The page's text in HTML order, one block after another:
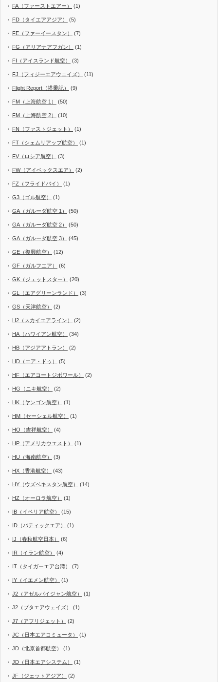
FA（ファーストエアー） (1)
FD（タイエアアジア） (5)
FE（ファーイースタン） (7)
FG（アリアナアフガン） (1)
FI（アイスランド航空） (3)
FJ（フィジーエアウェイズ） (11)
Flight Report（搭乗記） (9)
FM（上海航空 1） (50)
FM（上海航空 2） (10)
FN（ファストジェット） (1)
FT（シェムリアップ航空） (1)
FV（ロシア航空） (3)
FW（アイベックスエア） (2)
FZ（フライドバイ） (1)
G3（ゴル航空） (1)
GA（ガルーダ航空 1） (50)
GA（ガルーダ航空 2） (50)
GA（ガルーダ航空 3） (45)
GE（復興航空） (12)
GF（ガルフエア） (6)
GK（ジェットスター） (20)
GL（エアグリーンランド） (3)
GS（天津航空） (2)
H2（スカイエアライン） (2)
HA（ハワイアン航空） (34)
HB（アジアアトラン） (2)
HD（エア・ドゥ） (5)
HF（エアコートジボワール） (2)
HG（ニキ航空） (2)
HK（ヤンゴン航空） (1)
HM（セーシェル航空） (1)
HO（吉祥航空） (4)
HP（アメリカウエスト） (1)
HU（海南航空） (3)
HX（香港航空） (43)
HY（ウズベキスタン航空） (14)
HZ（オーロラ航空） (1)
IB（イベリア航空） (15)
ID（バティックエア） (1)
IJ（春秋航空日本） (6)
IR（イラン航空） (4)
IT（タイガーエア台湾） (7)
IY（イエメン航空） (1)
J2（アゼルバイジャン航空） (1)
J2（ブタエアウェイズ） (1)
J7（アフリジェット） (2)
JC（日本エアコミュータ） (1)
JD（北京首都航空） (1)
JD（日本エアシステム） (1)
JF（ジェットアジア） (2)